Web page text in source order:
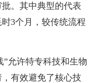
。其中典型的代表
3个月，较传统流程
”允许特专科技和生物
有效避免了核心技